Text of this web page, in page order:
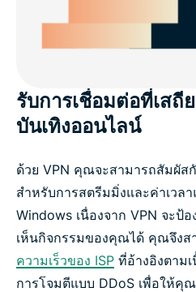
รับการเชื่อมต่อที่เสถี
บันเทิงออนไลน์
ด้วย VPN คุณจะสามารถสัมผัส
สำหรับการสตรีมมิ่งและค่าเวล
Windows เนื่องจาก VPN จะป้
เห็นกิจกรรมของคุณได้ คุณจึงส
ความเร็วของ ISP ที่อ้างอิงตาม
การโจมตีแบบ DDoS เพื่อให้คุ